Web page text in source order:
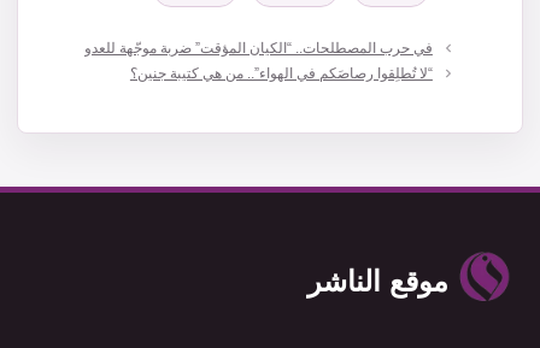
في حرب المصطلحات.. “الكيان المؤقت” ضربة موجّهة للعدو
“لا تُطلِقوا رصاصَكم في الهواء”.. من هي كتيبة جنين؟
موقع الناشر